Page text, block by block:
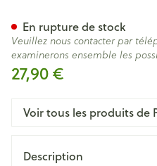
27,90 €
En rupture de stock
Veuillez nous contacter par
examinerons ensemble les
Voir tous les produits de
Description